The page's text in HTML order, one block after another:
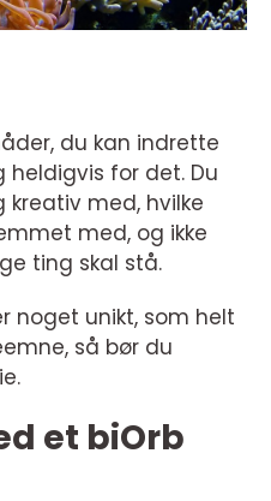
du kan indrette
for det. Du
med, hvilke
med, og ikke
ting skal stå.
noget unikt, som helt
så bør du
et biOrb